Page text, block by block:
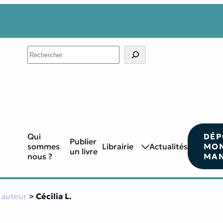
Search
Qui
sommes
nous ?
Publier
un livre Librairie Actualités
auteur > Cécilia L.